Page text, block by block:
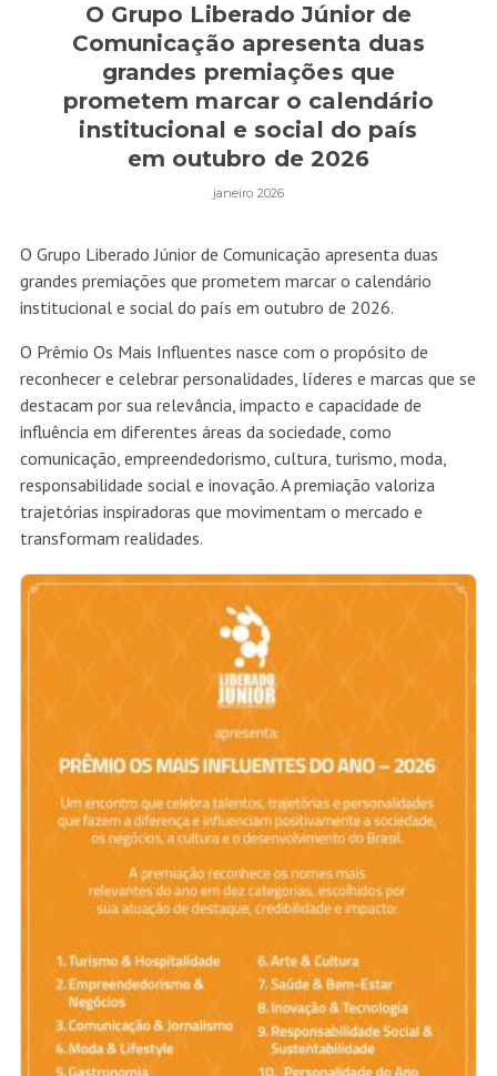
O Grupo Liberado Júnior de
Comunicação apresenta duas
grandes premiações que
prometem marcar o calendário
institucional e social do país
em outubro de 2026
janeiro 2026
O Grupo Liberado Júnior de Comunicação apresenta duas
grandes premiações que prometem marcar o calendário
institucional e social do país em outubro de 2026.
O Prêmio Os Mais Influentes nasce com o propósito de
reconhecer e celebrar personalidades, líderes e marcas que se
destacam por sua relevância, impacto e capacidade de
influência em diferentes áreas da sociedade, como
comunicação, empreendedorismo, cultura, turismo, moda,
responsabilidade social e inovação. A premiação valoriza
trajetórias inspiradoras que movimentam o mercado e
transformam realidades.